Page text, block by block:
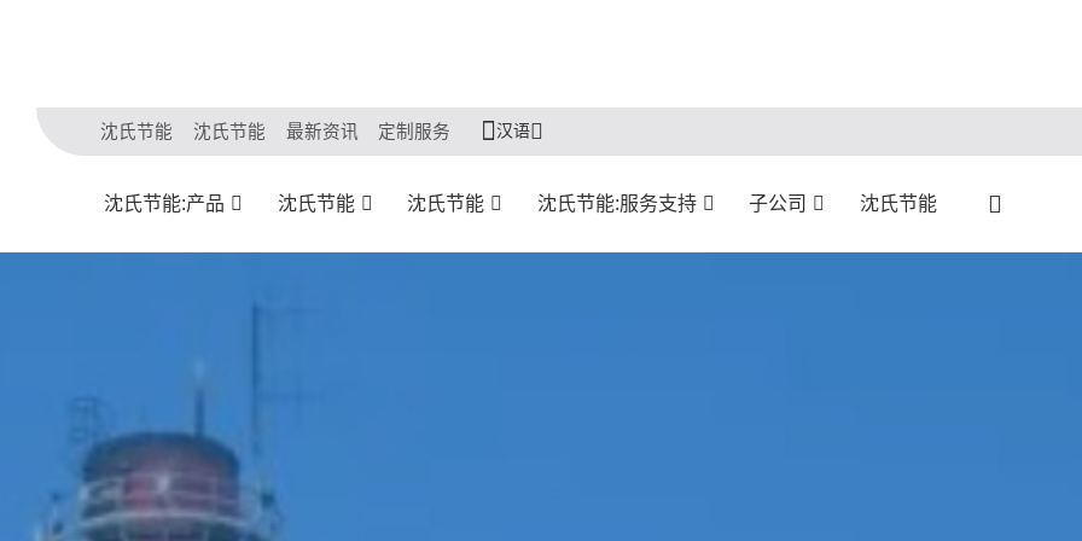
沈氏节能 沈氏节能 最新资讯 定制服务 汉语
沈氏节能:产品 沈氏节能 沈氏节能 沈氏节能:服务支持 子公司 沈氏节能